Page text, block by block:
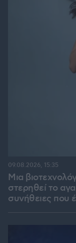
Μια
στερηθεί το
συνήθειες που
09.08.2026, 15:35